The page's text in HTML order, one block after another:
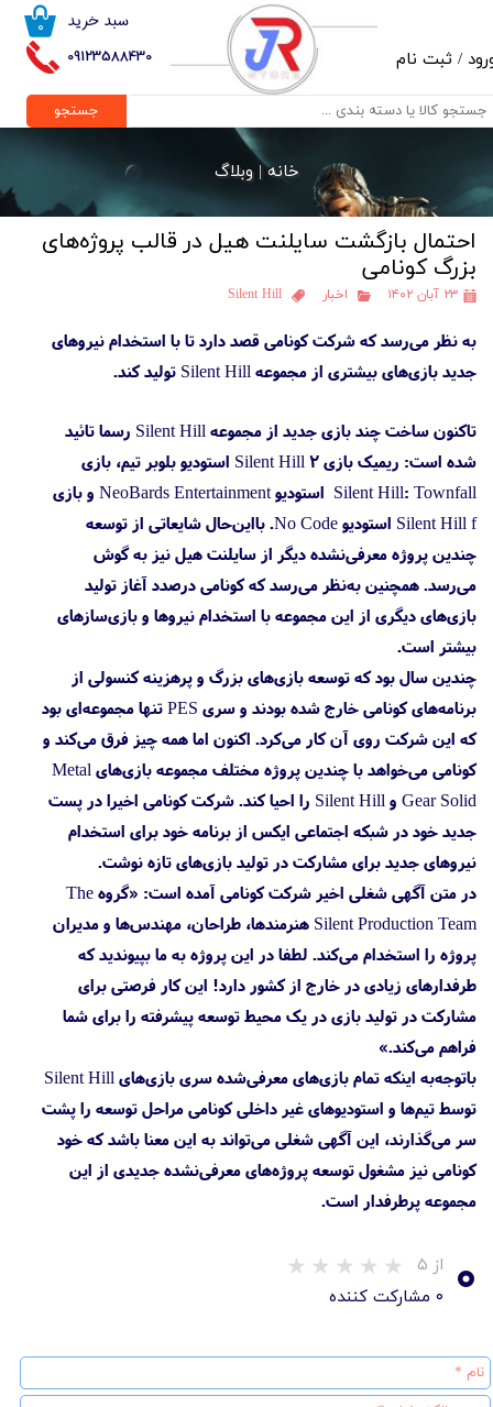
09123588430
۰ سبد خرید
/ ثبت نام
حساب کاربری من
تغییر گذر واژه
خروج از حساب کاربری
جستجو
خانه |وبلاگ
احتمال بازگشت سایلنت هیل در قالب پروژه‌های
بزرگ کونامی
۲۳ آبان ۱۴۰۲ اخبار Silent Hill
به نظر می‌رسد که شرکت کونامی قصد دارد تا با استخدام نیروهای
جدید بازی‌های بیشتری از مجموعه Silent Hill تولید کند.
تاکنون ساخت چند بازی جدید از مجموعه Silent Hill رسما تائید
شده است: ریمیک بازی Silent Hill 2 استودیو بلوبر تیم، بازی
Silent Hill: Townfall استودیو NeoBards Entertainment و بازی
Silent Hill f استودیو No Code. بااین‌حال شایعاتی از توسعه
چندین پروژه معرفی‌نشده دیگر از سایلنت هیل نیز به گوش
می‌رسد. همچنین به‌نظر می‌رسد که کونامی درصدد آغاز تولید
بازی‌های دیگری از این مجموعه با استخدام نیروها و بازی‌سازهای
بیشتر است.
چندین سال بود که توسعه بازی‌های بزرگ و پرهزینه کنسولی از
برنامه‌های کونامی خارج شده بودند و سری PES تنها مجموعه‌ای بود
که این شرکت روی آن کار می‌کرد. اکنون اما همه چیز فرق می‌کند و
کونامی می‌خواهد با چندین پروژه مختلف مجموعه‌ بازی‌های Metal
Gear Solid و Silent Hill را احیا کند. شرکت کونامی اخیرا در پست
جدید خود در شبکه اجتماعی ایکس از برنامه خود برای استخدام
نیروهای جدید برای مشارکت در تولید بازی‌های تازه نوشت.
در متن آگهی شغلی اخیر شرکت کونامی آمده است: «گروه The
Silent Production Team هنرمندها، طراحان، مهندس‌ها و مدیران
پروژه را استخدام می‌کند. لطفا در این پروژه به ما بپیوندید که
طرفدارهای زیادی در خارج از کشور دارد! این کار فرصتی برای
مشارکت در تولید بازی در یک محیط توسعه پیشرفته را برای شما
فراهم می‌کند.»
باتوجه‌به اینکه تمام بازی‌های معرفی‌شده سری بازی‌های Silent Hill
توسط تیم‌ها و استودیوهای غیر داخلی کونامی مراحل توسعه را پشت
سر می‌گذارند، این آگهی شغلی می‌تواند به این معنا باشد که خود
کونامی نیز مشغول توسعه پروژه‌های معرفی‌نشده جدیدی از این
مجموعه پرطرفدار است.
۰ از ۵
۰ مشارکت کننده